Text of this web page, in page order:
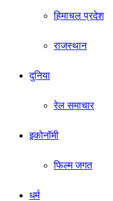
हिमाचल प्रदेश
राजस्थान
दुनिया
रेल समाचार
इकोनॉमी
फिल्म जगत
धर्म